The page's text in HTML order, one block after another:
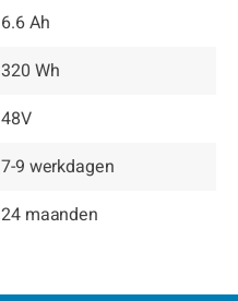
6.6 Ah
320 Wh
48V
7-9 werkdagen
24 maanden